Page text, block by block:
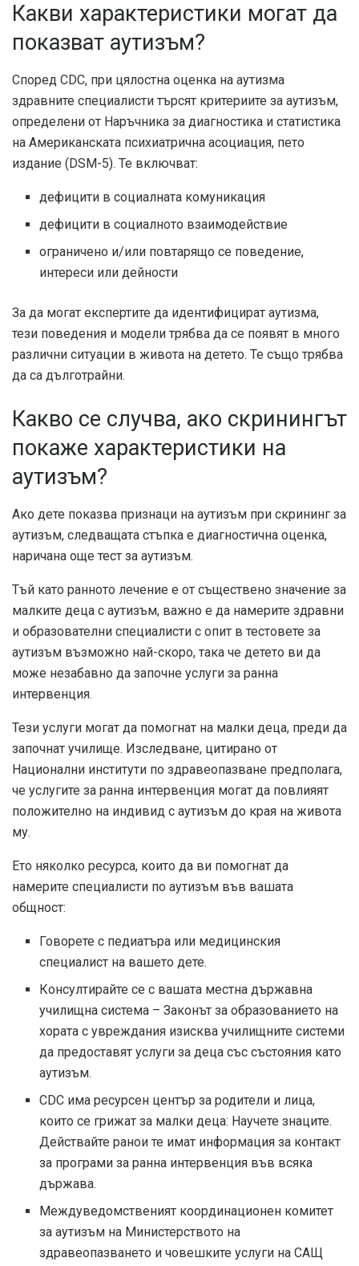
Какви характеристики могат да
показват аутизъм?
Според CDC, при цялостна оценка на аутизма
здравните специалисти търсят критериите за аутизъм,
определени от Наръчника за диагностика и статистика
на Американската психиатрична асоциация, пето
издание (DSM-5). Те включват:
дефицити в социалната комуникация
дефицити в социалното взаимодействие
ограничено и/или повтарящо се поведение,
интереси или дейности
За да могат експертите да идентифицират аутизма,
тези поведения и модели трябва да се появят в много
различни ситуации в живота на детето. Те също трябва
да са дълготрайни.
Какво се случва, ако скринингът
покаже характеристики на
аутизъм?
Ако дете показва признаци на аутизъм при скрининг за
аутизъм, следващата стъпка е диагностична оценка,
наричана още тест за аутизъм.
Тъй като ранното лечение е от съществено значение за
малките деца с аутизъм, важно е да намерите здравни
и образователни специалисти с опит в тестовете за
аутизъм възможно най-скоро, така че детето ви да
може незабавно да започне услуги за ранна
интервенция.
Тези услуги могат да помогнат на малки деца, преди да
започнат училище. Изследване, цитирано от
Национални институти по здравеопазване предполага,
че услугите за ранна интервенция могат да повлияят
положително на индивид с аутизъм до края на живота
му.
Ето няколко ресурса, които да ви помогнат да
намерите специалисти по аутизъм във вашата
общност:
Говорете с педиатъра или медицинския
специалист на вашето дете.
Консултирайте се с вашата местна държавна
училищна система – Законът за образованието на
хората с увреждания изисква училищните системи
да предоставят услуги за деца със състояния като
аутизъм.
CDC има ресурсен център за родители и лица,
които се грижат за малки деца: Научете знаците.
Действайте ранои те имат информация за контакт
за програми за ранна интервенция във всяка
държава.
Междуведомственият координационен комитет
за аутизъм на Министерството на
здравеопазването и човешките услуги на САЩ